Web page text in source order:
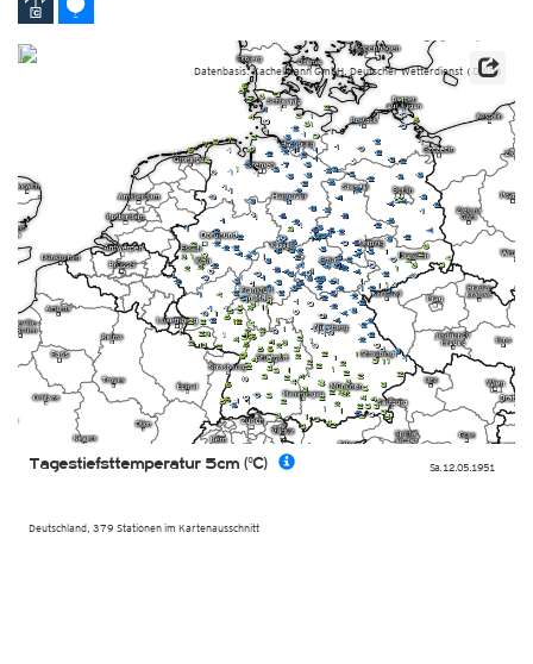
Sa. 12.05.1951
Deutschland, 379 Stationen im Kartenausschnitt
Tagestiefsttemperatur 5cm (°C)
Datenbasis: Kachelmann GmbH, Deutscher Wetterdienst (DWD)